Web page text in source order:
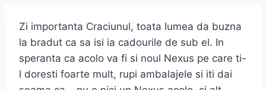
Zi importanta Craciunul, toata lumea da buzna
la bradut ca sa isi ia cadourile de sub el. In
speranta ca acolo va fi si noul Nexus pe care ti-
l doresti foarte mult, rupi ambalajele si iti dai